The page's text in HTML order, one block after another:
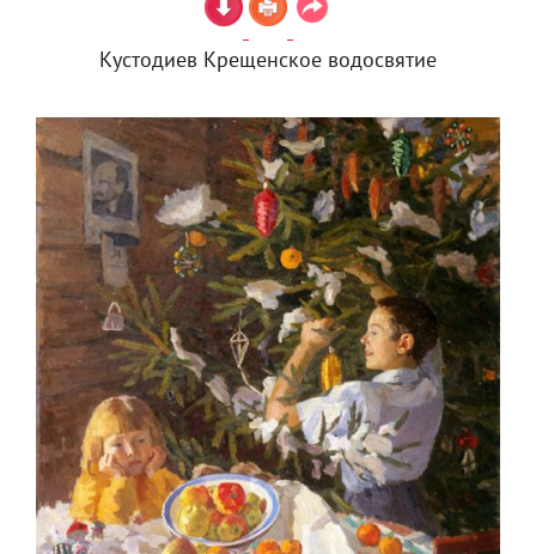
Кустодиев Крещенское водосвятие